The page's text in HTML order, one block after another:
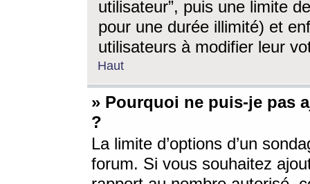
utilisateur”, puis une limite
pour une durée illimité) et
utilisateurs à modifier leur
Haut
» Pourquoi ne puis-je pas
?
La limite d’options d’un
forum. Si vous souhaitez